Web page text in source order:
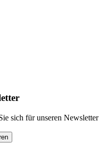
sich für unseren Newsletter